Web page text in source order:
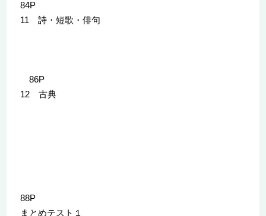
84P
11 詩・短歌・俳句
86P
12 古典
88P
まとめテスト１